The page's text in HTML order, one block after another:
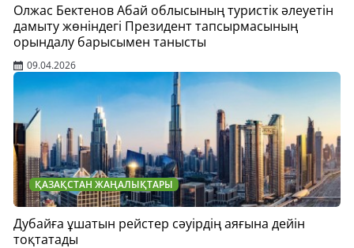
Олжас Бектенов Абай облысының туристік әлеуетін
дамыту жөніндегі Президент тапсырмасының
орындалу барысымен танысты
09.04.2026
ҚАЗАҚСТАН ЖАҢАЛЫҚТАРЫ
Дубайға ұшатын рейстер сәуірдің аяғына дейін
тоқтатады